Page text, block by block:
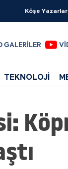
Köşe
GALERİLER
TEKNOLOJİ